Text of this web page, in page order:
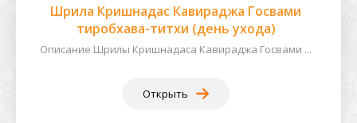
Шрила Кришнадас Кавираджа Госвами
тиробхава-титхи (день ухода)
Описание Шрилы Кришнадаса Кавираджа Госвами ...
Открыть